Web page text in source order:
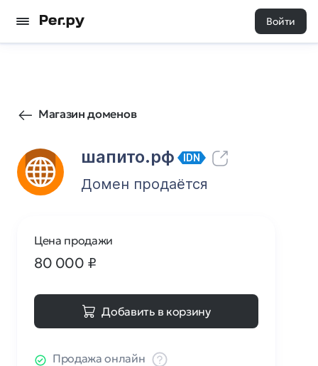
Войти
Магазин доменов
шапито.рф IDN
65 0
Домен продаётся
Цена продажи
80 000 ₽
Добавить в корзину
Продажа онлайн